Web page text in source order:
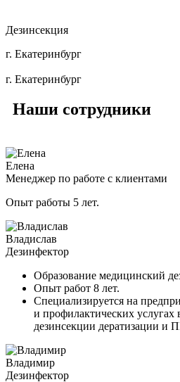
Дезинсекция
г. Екатеринбург
г. Екатеринбург
Наши сотрудники
Елена
Менеджер по работе с клиентами
Опыт работы 5 лет.
Владислав
Дезинфектор
Образование медицинский
Опыт работ 8 лет.
Специализируется на
и профилактических услугах
дезинсекции дератизации
Владимир
Дезинфектор